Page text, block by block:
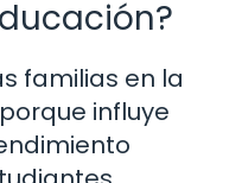
familias en la
influye